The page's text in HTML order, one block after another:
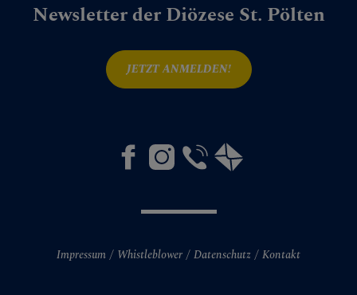
Newsletter der Diözese St. Pölten
JETZT ANMELDEN!
Impressum Whistleblower Datenschutz Kontakt